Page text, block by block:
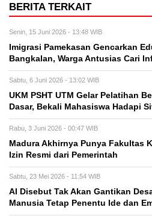
BERITA TERKAIT
Senin, 15 Juni 2026 - 13:48 WIB
Imigrasi Pamekasan Gencarkan
Bangkalan, Warga Antusias Cari
Sabtu, 6 Juni 2026 - 13:02 WIB
UKM PSHT UTM Gelar Pelatihan
Dasar, Bekali Mahasiswa Hadapi
Rabu, 3 Juni 2026 - 00:47 WIB
Madura Akhirnya Punya Fakultas
Izin Resmi dari Pemerintah
Sabtu, 23 Mei 2026 - 11:54 WIB
AI Disebut Tak Akan Gantikan
Manusia Tetap Penentu Ide dan